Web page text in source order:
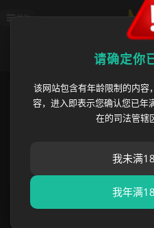
隐
麻豆瓜网国内最新地址
麻豆瓜网海外永久地址
播放异常? 请刷新或使用
发邮件获取 最新网址 👇长
请确定你
该网站包含有年龄限制的内容
容，进入即表示您确认您已年
在的司法管辖
我未满
我年满